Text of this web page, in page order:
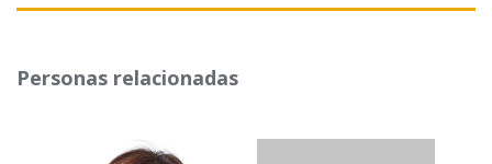
Personas relacionadas